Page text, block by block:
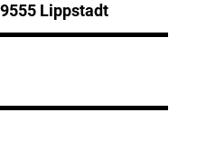
Lippstadt